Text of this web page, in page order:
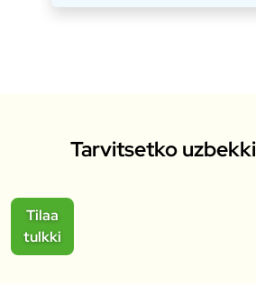
Tarvitsetko
Tilaa
tulkki